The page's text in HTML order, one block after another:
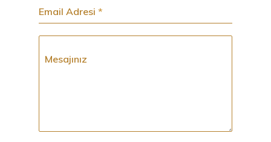
Email Adresi *
Mesajınız